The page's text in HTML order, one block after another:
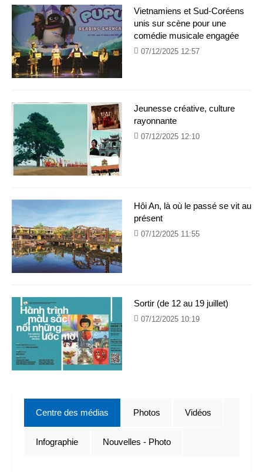
Vietnamiens et Sud-Coréens
unis sur scène pour une
comédie musicale engagée
07/12/2025 12:57
Jeunesse créative, culture
rayonnante
07/12/2025 12:10
Hôi An, là où le passé se vit au
présent
07/12/2025 11:55
Sortir (de 12 au 19 juillet)
07/12/2025 10:19
Centre des médias Photos Vidéos
Infographie Nouvelles - Photo